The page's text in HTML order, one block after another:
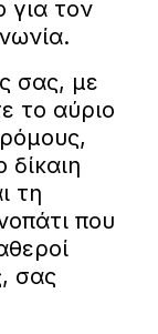
για τον
σας, με
το αύριο
δίκαιη
τη
που
σας